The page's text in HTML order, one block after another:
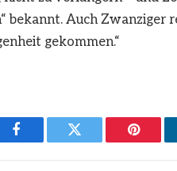
bekannt. Auch Zwanziger
gekommen.“
Facebook Twitter